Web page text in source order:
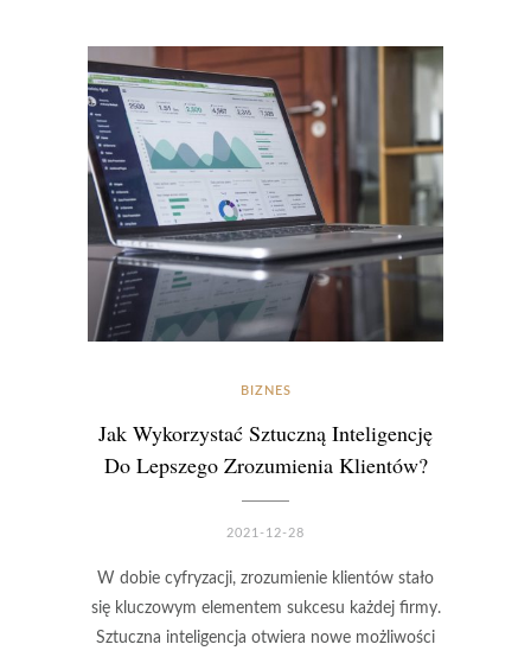
BIZNES
Jak Wykorzystać Sztuczną Inteligencję
Do Lepszego Zrozumienia Klientów?
2021-12-28
W dobie cyfryzacji, zrozumienie klientów stało
się kluczowym elementem sukcesu każdej firmy.
Sztuczna inteligencja otwiera nowe możliwości